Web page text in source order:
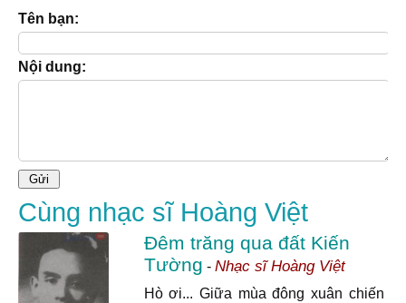
Tên bạn:
Nội dung:
Cùng nhạc sĩ Hoàng Việt
Đêm trăng qua đất Kiến
Tường - Nhạc sĩ Hoàng Việt
Hò ơi... Giữa mùa đông xuân chiến